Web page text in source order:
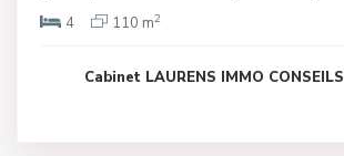
4
110 m2
Cabinet LAURENS IMMO CONSEILS